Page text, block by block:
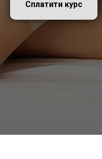
Сплатити курс